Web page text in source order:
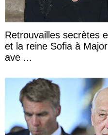
Retrouvailles secrètes
et la reine Sofia à
ave ...